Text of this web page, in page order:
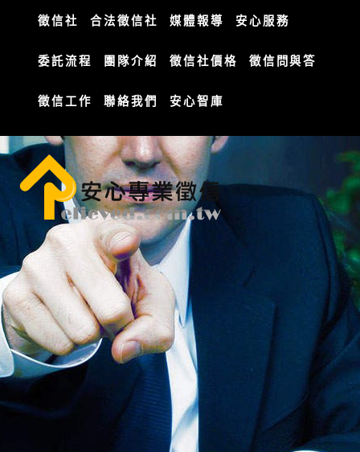
徵信社 合法徵信社 媒體報導 安心服務
委託流程 團隊介紹 徵信社價格 徵信問與答
徵信工作 聯絡我們 安心智庫